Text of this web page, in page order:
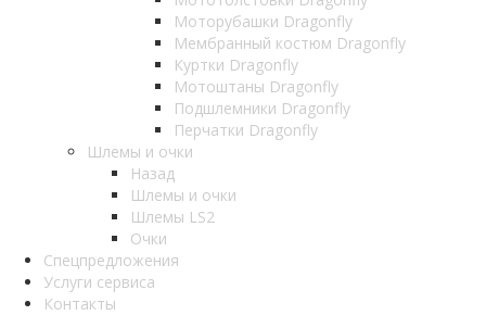
Моторубашки Dragonfly
Мембранный костюм Dragonfly
Куртки Dragonfly
Мотоштаны Dragonfly
Подшлемники Dragonfly
Перчатки Dragonfly
Шлемы и очки
Назад
Шлемы и очки
Шлемы LS2
Очки
Спецпредложения
Услуги сервиса
Контакты